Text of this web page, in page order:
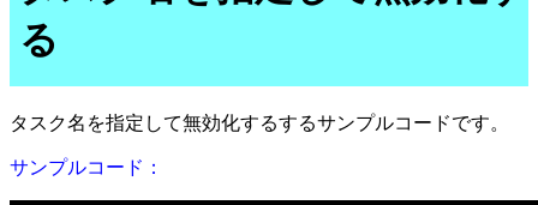
る
タスク名を指定して無効化するするサンプルコードです。
サンプルコード：